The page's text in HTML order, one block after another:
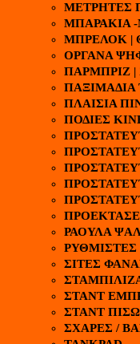
ΜΕΤΡΗΤΕΣ
ΜΠΑΡΑΚΙΑ
ΜΠΡΕΛΟΚ |
ΟΡΓΑΝΑ
ΠΑΡΜΠΡΙΖ |
ΠΛΑΙΣΙΑ
ΠΟΔΙΕΣ
ΡΑΟΥΛΑ
ΣΙΤΕΣ
ΣΤΑΝΤ
ΣΤΑΝΤ
ΣΧΑΡΕΣ /